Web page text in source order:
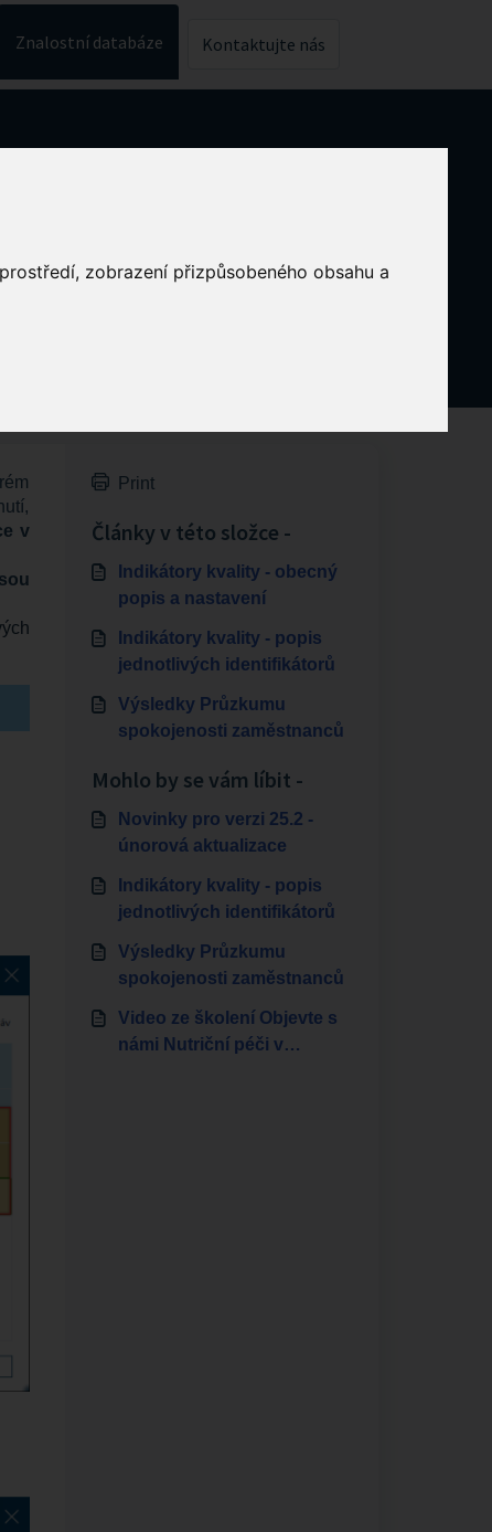
zobrazení přizpůsobeného obsahu a
Znalostní databáze Kontaktujte nás
v
Print
Články v této složce -
Indikátory kvality - obecný
popis a nastavení
Indikátory kvality - popis
jednotlivých identifikátorů
Výsledky Průzkumu
spokojenosti zaměstnanců
Mohlo by se vám líbit -
Novinky pro verzi 25.2 -
únorová aktualizace
Indikátory kvality - popis
jednotlivých identifikátorů
Výsledky Průzkumu
spokojenosti zaměstnanců
Video ze školení Objevte s
námi Nutriční péči v